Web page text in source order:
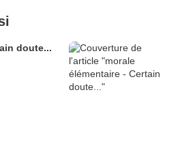
doute...